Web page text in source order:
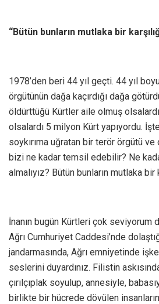
“Bütün bunların mutlaka bir
1978’den beri 44 yıl geçti. 44 yıl
örgütünün dağa kaçırdığı dağa
öldürttüğü Kürtler aile olmuş
olsalardı 5 milyon Kürt yapıyordu.
soykırıma uğratan bir terör örgütü
bizi ne kadar temsil edebilir? Ne
almalıyız? Bütün bunların mutlaka bir
İnanın bugün Kürtleri çok seviyorum
Ağrı Cumhuriyet Caddesi’nde
jandarmasında, Ağrı emniyetinde
seslerini duyardınız. Filistin
çırılçıplak soyulup, annesiyle,
birlikte bir hücrede dövülen